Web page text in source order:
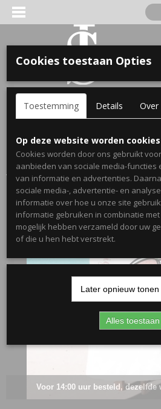
Inloggen Registreren
Home >Webshop>
voor kinderen> Gepersonaliseerde
kinderprints - Paard
Voor 14:00 uur besteld, dezelfde
VOOR KINDEREN
OPA & OMA.
NAAM EN GEBOORTEJAAR
Cookies toestaan Opties
Toestemming Details Over
Op deze website worden
Cookies worden door ons gebruikt
aanbieden van sociale media-functies
van informatie en advertenties.
sociale media-, advertentie- en
informatie over hoe u onze site
informatie gebruiken in combinatie
mogelijk hebben verzameld door uw
of die u hen hebt verstrekt.
Later opnieuw tonen
Alles toestaan